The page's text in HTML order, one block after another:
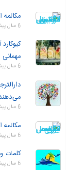
6 سال پیش
مهمانی
6 سال پیش
6 سال پیش
6 سال پیش
کلمات
6 سال پیش